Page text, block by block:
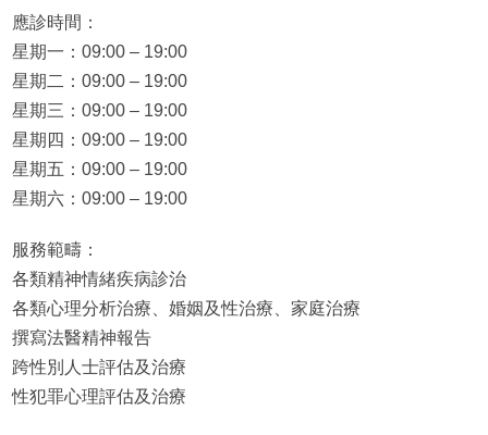
應診時間：
星期一：09:00 – 19:00
星期二：09:00 – 19:00
星期三：09:00 – 19:00
星期四：09:00 – 19:00
星期五：09:00 – 19:00
星期六：09:00 – 19:00
服務範疇：
各類精神情緒疾病診治
各類心理分析治療、婚姻及性治療、家庭治療
撰寫法醫精神報告
跨性別人士評估及治療
性犯罪心理評估及治療